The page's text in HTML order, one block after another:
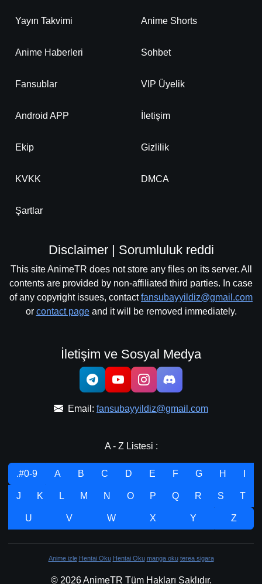
Yayın Takvimi Anime Shorts
Anime Haberleri Sohbet
Fansublar VIP Üyelik
Android APP İletişim
Ekip Gizlilik
KVKK DMCA
Şartlar
Disclaimer | Sorumluluk reddi
This site AnimeTR does not store any files on its server. All
contents are provided by non-affiliated third parties. In case
of any copyright issues, contactfansubayyildiz@gmail.com
or contact pageand it will be removed immediately.
İletişim ve Sosyal Medya
Email: fansubayyildiz@gmail.com
A - Z Listesi :
.#0-9 A B C D E F G H
J K L M N O P Q R S T
U V W X Y Z
Anime izle Hentai Oku Hentai Oku manga oku terea sigara
© 2026 AnimeTR Tüm Hakları Saklıdır.